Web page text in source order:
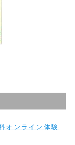
オンライン体験